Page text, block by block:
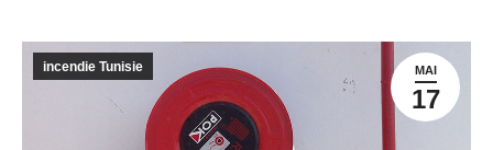
MAI
17
incendie Tunisie